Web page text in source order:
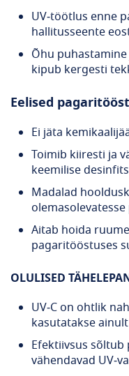
UV‑töötlus enne
hallitusseente
Õhu
kipub kergesti
Eelised
Ei jäta
Toimib kiiresti ja
keemilise
Madalad
Aitab hoida
pagaritööstuses
OLULISED
UV‑C on ohtlik
kasutatakse
Efektiivsus sõltub
vähendavad